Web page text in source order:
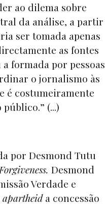
ao dilema sobre
da análise, a partir
ser tomada apenas
as fontes
formada por pessoas
o jornalismo às
é costumeiramente
(...)
por Desmond Tutu
Desmond
Verdade e
apartheida concessão